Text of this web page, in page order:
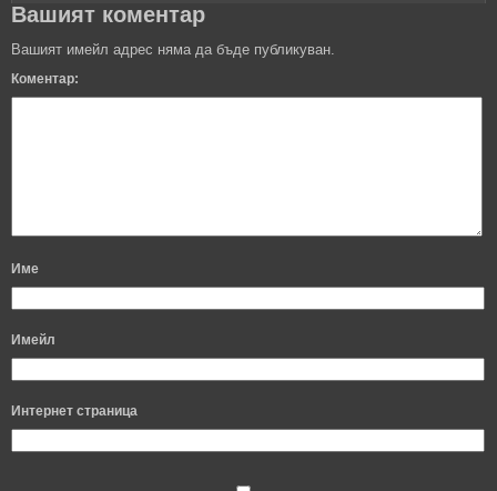
Вашият коментар
Вашият имейл адрес няма да бъде публикуван.
Коментар:
Име
Имейл
Интернет страница